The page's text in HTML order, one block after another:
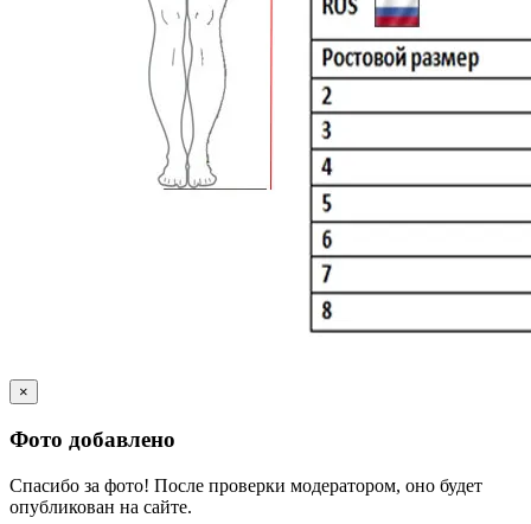
×
Фото добавлено
Спасибо за фото! После проверки модератором, оно будет
опубликован на сайте.